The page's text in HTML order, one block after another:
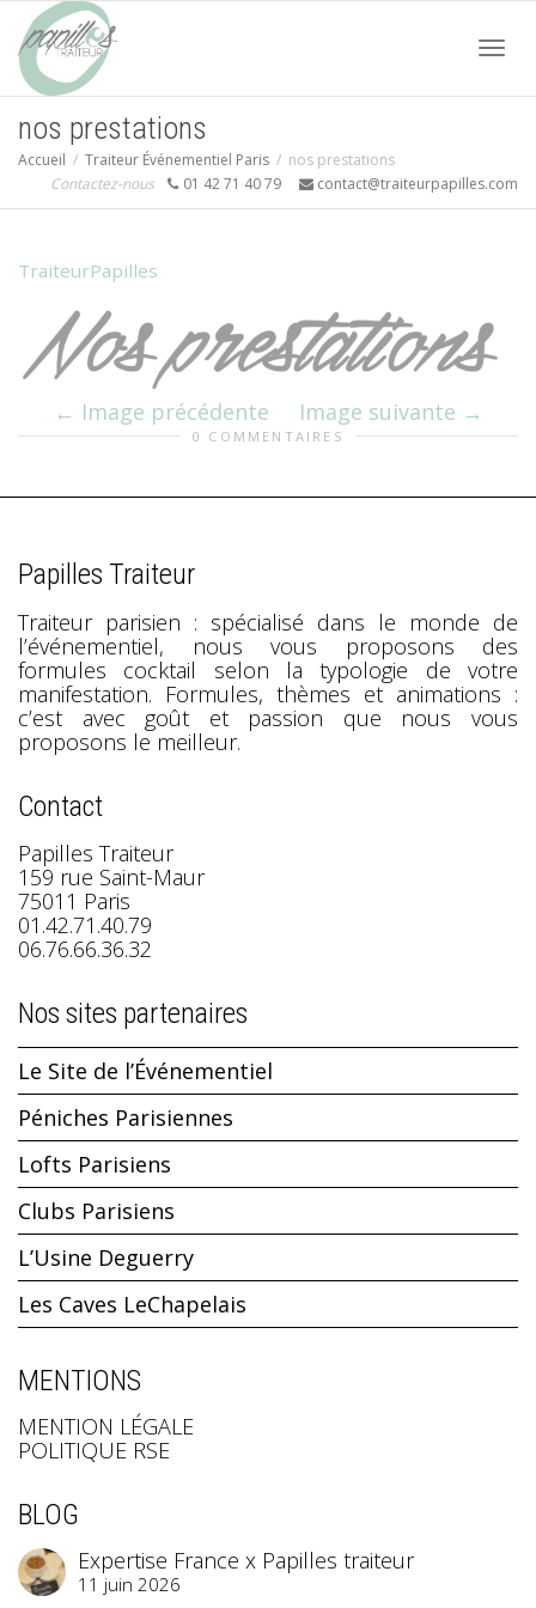
nos prestations
Accueil Traiteur Événementiel Paris
nos prestations
Contactez-nous
01 42 71 40 79 contact@traiteurpapilles.com
TraiteurPapilles
Image précédente Image suivante
0 COMMENTAIRES
Papilles Traiteur
Traiteur parisien : spécialisé dans le monde de
l’événementiel, nous vous proposons des
formules cocktail selon la typologie de votre
manifestation. Formules, thèmes et animations :
c’est avec goût et passion que nous vous
proposons le meilleur.
Contact
Papilles Traiteur
159 rue Saint-Maur
75011 Paris
01.42.71.40.79
06.76.66.36.32
Nos sites partenaires
Le Site de l’Événementiel
Péniches Parisiennes
Lofts Parisiens
Clubs Parisiens
L’Usine Deguerry
Les Caves LeChapelais
MENTIONS
MENTION LÉGALE
POLITIQUE RSE
BLOG
Expertise France x Papilles traiteur
11 juin 2026